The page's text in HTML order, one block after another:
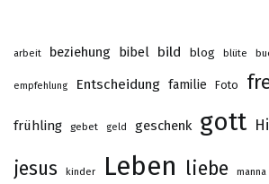
arbeit beziehung bibel bild blog blüte
empfehlung Entscheidung familie Foto
frühling gebet geld geschenk gott
jesus kinder Leben liebe manna